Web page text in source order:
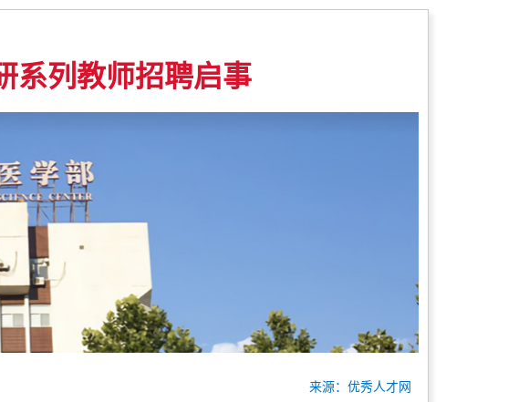
系列教师招聘启事
来源：优秀人才网